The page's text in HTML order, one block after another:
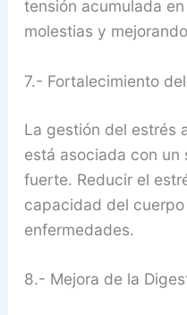
tensión acumulada
molestias y
7.- Fortalecimiento
La gestión del estrés
está asociada con un
fuerte. Reducir el
capacidad del
enfermedades.
8.- Mejora de la